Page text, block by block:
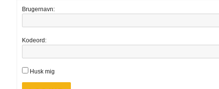
Brugernavn:
Kodeord:
Husk mig